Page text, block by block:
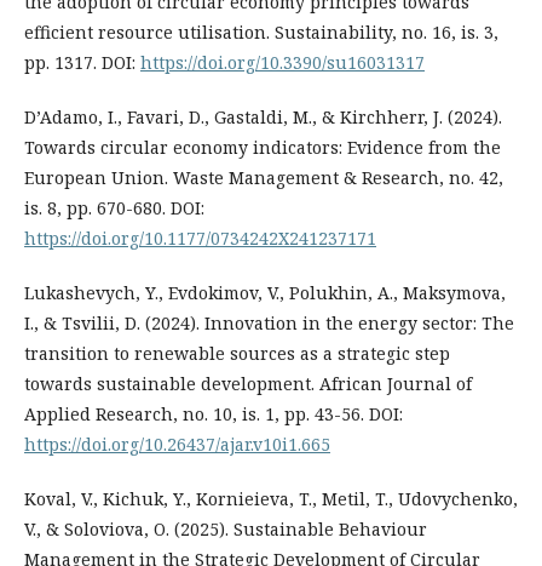
efficient resource utilisation. Sustainability, no. 16, is. 3,
pp. 1317. DOI: https://doi.org/10.3390/su16031317
D’Adamo, I., Favari, D., Gastaldi, M., & Kirchherr, J. (2024).
Towards circular economy indicators: Evidence from the
European Union. Waste Management & Research, no. 42,
is. 8, pp. 670-680. DOI:
https://doi.org/10.1177/0734242X241237171
Lukashevych, Y., Evdokimov, V., Polukhin, A., Maksymova,
I., & Tsvilii, D. (2024). Innovation in the energy sector: The
transition to renewable sources as a strategic step
towards sustainable development. African Journal of
Applied Research, no. 10, is. 1, pp. 43-56. DOI:
https://doi.org/10.26437/ajar.v10i1.665
Koval, V., Kichuk, Y., Kornieieva, T., Metil, T., Udovychenko,
V., & Soloviova, O. (2025). Sustainable Behaviour
Management in the Strategic Development of Circular